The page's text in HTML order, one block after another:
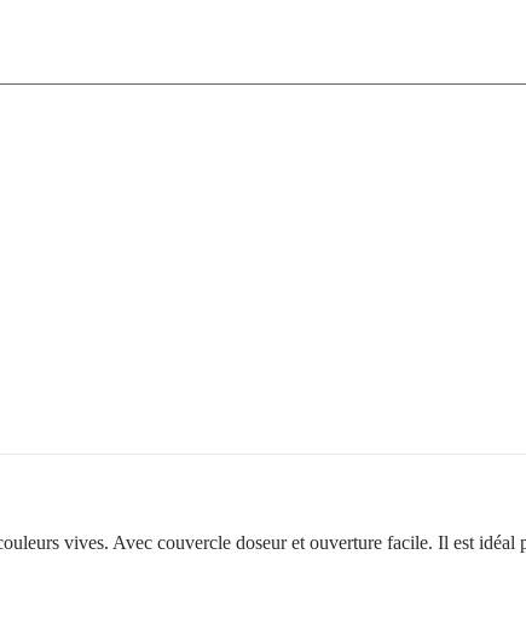
vives. Avec couvercle doseur et ouverture facile. Il est idéal